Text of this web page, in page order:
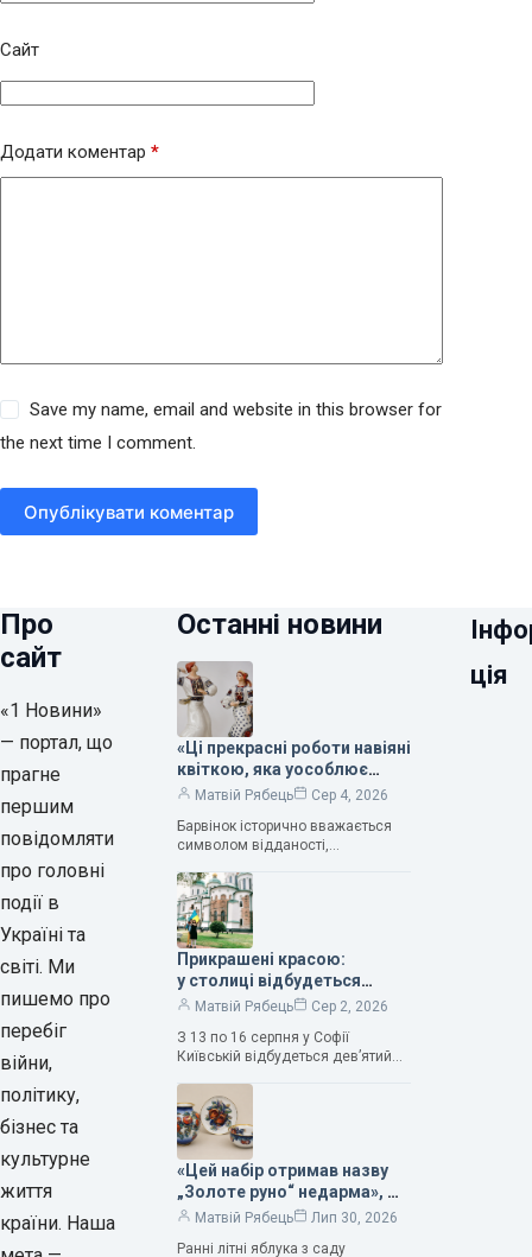
Сайт
Додати коментар *
Save my name, email and website in this browser for
the next time I comment.
Опублікувати коментар
Про
сайт
«1 Новини»
— портал, що
прагне
першим
повідомляти
про головні
події в
Україні та
світі. Ми
пишемо про
перебіг
війни,
політику,
бізнес та
культурне
життя
країни. Наша
Останні новини
«Ці прекрасні роботи навіяні
квіткою, яка уособлює
нескінченне кохання», —
Людмила Карпінська-
Романюк
Матвій Рябець
Сер 4, 2026
Барвінок історично вважається
символом відданості,
та тривалого подружнього союзу.
Саме тому ця рослина надихала і
продовжує надихати митців на
Прикрашені красою:
у столиці відбудеться
дев’ятий фестиваль
Матвій Рябець
Сер 2, 2026
З 13 по 16 серпня у Софії
Київській відбудеться дев’ятий
мистецтв Bouquet Kyiv Stage. Ця
подія традиційно…
«Цей набір отримав назву
„Золоте руно“ недарма», —
колекціонерка Людмила
Матвій Рябець
Лип 30, 2026
Ранні літні яблука з саду
ція